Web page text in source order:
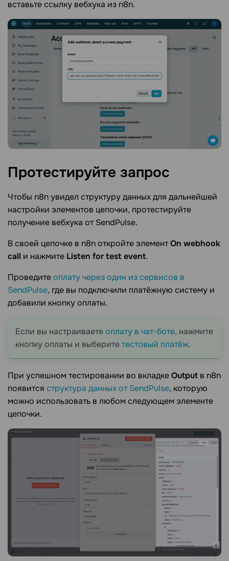
вставьте ссылку вебхука из n8n.
Протестируйте запрос
Чтобы n8n увидел структуру данных для дальнейшей
настройки элементов цепочки, протестируйте
получение вебхука от SendPulse.
В своей цепочке в n8n откройте элементOn webhook
call и нажмите Listen for test event.
Проведитеоплату через один из сервисов в
SendPulse, где вы подключили платёжную систему и
добавили кнопку оплаты.
Если вы настраиваетеоплату в чат-боте, нажмите
кнопку оплаты и выберитетестовый платёж.
При успешном тестировании во вкладкеOutput в n8n
появится структура данных от SendPulse, которую
можно использовать в любом следующем элементе
цепочки.